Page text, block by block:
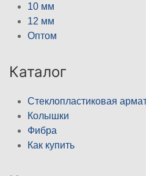
10 мм
12 мм
Оптом
Каталог
Стеклопластиковая
Колышки
Фибра
Как купить